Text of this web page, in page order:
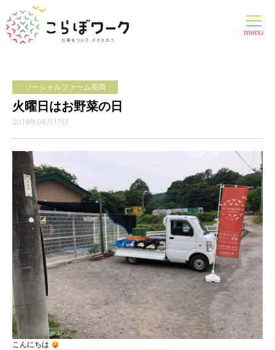
menu
火曜日はお野菜の日
ソーシャルファーム長岡
2018年08月17日
こんにちは